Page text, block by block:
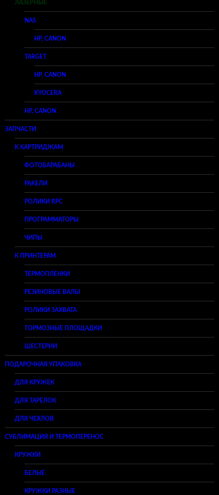
ЛАЗЕРНЫЕ
NAS
HP, CANON
TARGET
HP, CANON
KYOCERA
HP, CANON
ЗАПЧАСТИ
К КАРТРИДЖАМ
ФОТОБАРАБАНЫ
РАКЕЛИ
РОЛИКИ RPC
ПРОГРАММАТОРЫ
ЧИПЫ
К ПРИНТЕРАМ
ТЕРМОПЛЕНКИ
РЕЗИНОВЫЕ ВАЛЫ
РОЛИКИ ЗАХВАТА
ТОРМОЗНЫЕ ПЛОЩАДКИ
ШЕСТЕРНИ
ПОДАРОЧНАЯ УПАКОВКА
ДЛЯ КРУЖЕК
ДЛЯ ТАРЕЛОК
ДЛЯ ЧЕХЛОВ
СУБЛИМАЦИЯ И ТЕРМОПЕРЕНОС
КРУЖКИ
БЕЛЫЕ
КРУЖКИ РАЗНЫЕ